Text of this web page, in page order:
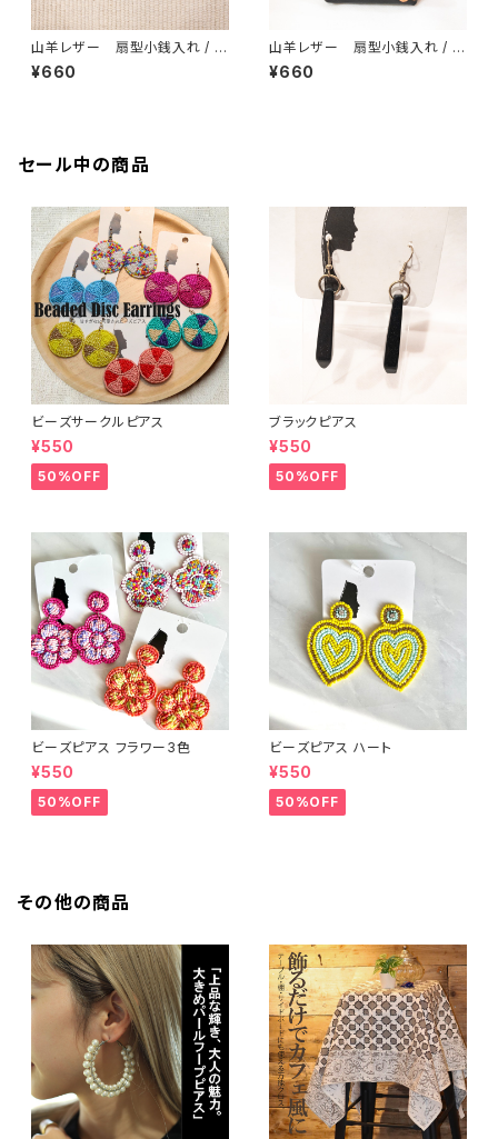
山羊レザー 扇型小銭入れ / ゾ
ウ
¥660
山羊レザー 扇型小銭入れ / 2
輪の花
¥660
セール中の商品
ビーズサークルピアス
¥550
50%OFF
ブラックピアス
¥550
50%OFF
ビーズピアス フラワー3色
¥550
50%OFF
ビーズピアス ハート
¥550
50%OFF
その他の商品